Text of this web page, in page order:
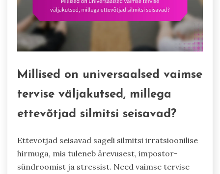
Millised on universaalsed vaimse
tervise väljakutsed, millega
ettevõtjad silmitsi seisavad?
Ettevõtjad seisavad sageli silmitsi irratsioonilise
hirmuga, mis tuleneb ärevusest, impostor-
sündroomist ja stressist. Need vaimse tervise